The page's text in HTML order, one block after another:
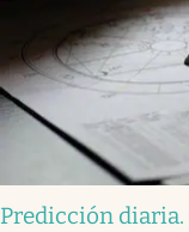
Predicción diaria.